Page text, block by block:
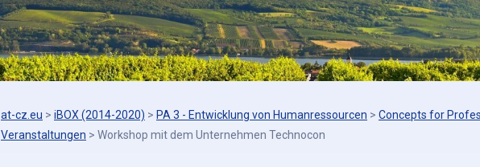
at-cz.eu > iBOX (2014-2020) > PA 3 - Entwicklung von Humanressourcen > Concepts for
Veranstaltungen > Workshop mit dem Unternehmen Technocon